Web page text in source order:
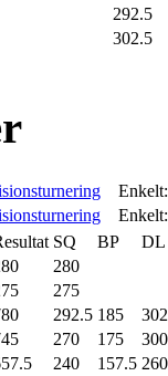
292.5
302.5
Enkelt:
Enkelt:
SQ BP
DL
280
275
292.5 185
270 175
300
240 157.5 260